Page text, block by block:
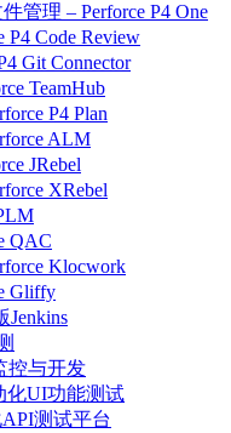
管理 – Perforce P4 One
P4 Code Review
Git Connector
TeamHub
P4 Plan
ALM
JRebel
XRebel
QAC
Klocwork
Gliffy
Jenkins
控与开发
化UI功能测试
测试平台